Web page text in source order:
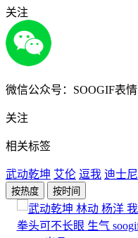
关注
微信公众号：SOOGIF表情
关注
相关标签
武动乾坤 艾伦 逗我 迪士尼
按热度 按时间